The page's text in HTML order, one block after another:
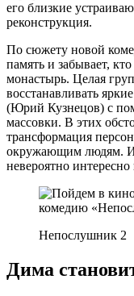
его близкие
реконструкция.
По сюжету новой
память и забывает,
монастырь. Целая
восстанавливать
(Юрий Кузнецов) с
массовки. В этих
трансформация
окружающим людям.
невероятно
Непослушник 2
Дима